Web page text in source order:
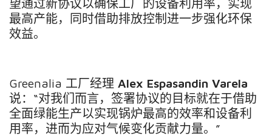
望通过新协议以确保工厂的设备利用率，实现
最高产能，同时借助排放控制进一步强化环保
效益。
Greenalia 工厂经理 Alex Espasandin Varela
说： “对我们而言，签署协议的目标就在于借助
全面绿能生产以实现锅炉最高的效率和设备利
用率，进而为应对气候变化贡献力量。 ”